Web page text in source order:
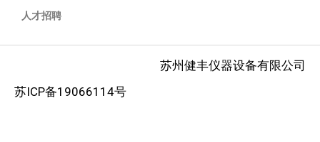
人才招聘
苏州健丰仪器设备有限公司
苏ICP备19066114号